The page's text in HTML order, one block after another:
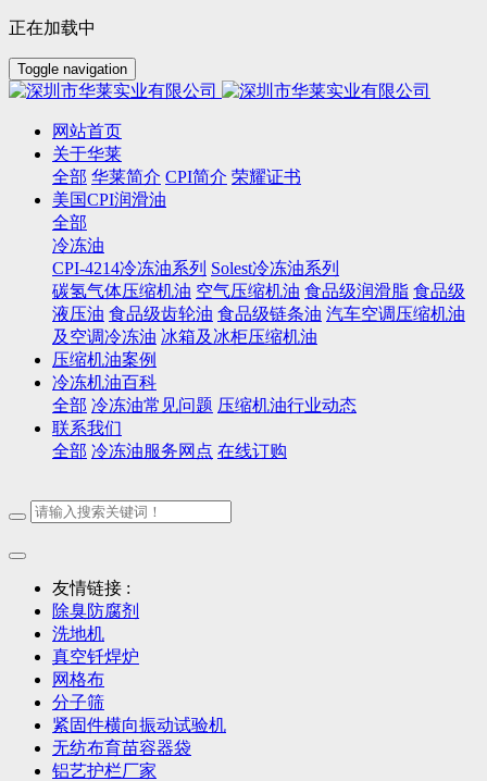
正在加载中
Toggle navigation
网站首页
关于华莱
全部 华莱简介 CPI简介 荣耀证书
美国CPI润滑油
全部
冷冻油
CPI-4214冷冻油系列 Solest冷冻油系列
碳氢气体压缩机油 空气压缩机油 食品级润滑脂 食品级
液压油 食品级齿轮油 食品级链条油 汽车空调压缩机油
及空调冷冻油 冰箱及冰柜压缩机油
压缩机油案例
冷冻机油百科
全部 冷冻油常见问题 压缩机油行业动态
联系我们
全部 冷冻油服务网点 在线订购
友情链接 :
除臭防腐剂
洗地机
真空钎焊炉
网格布
分子筛
紧固件横向振动试验机
无纺布育苗容器袋
铝艺护栏厂家